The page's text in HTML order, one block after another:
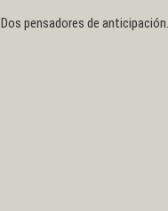
Dos pensadores de anticipación.